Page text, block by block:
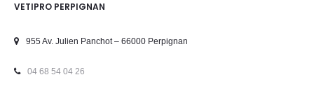
VETIPRO PERPIGNAN
955 Av. Julien Panchot – 66000 Perpignan
04 68 54 04 26